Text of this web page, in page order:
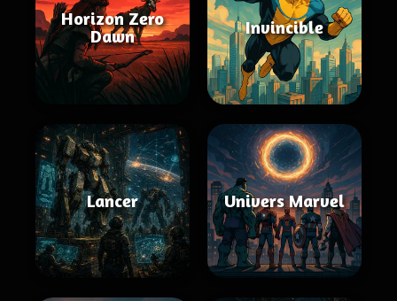
Horizon Zero
Dawn
Invincible
Lancer Univers Marvel